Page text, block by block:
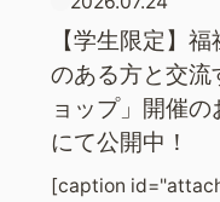
【学生限定】
のある方と交流
ョップ」開催
にて公開中！
[caption